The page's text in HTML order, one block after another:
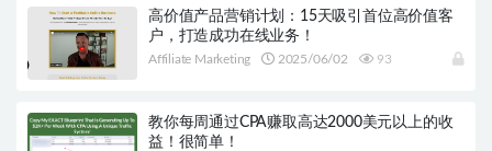
高价值产品营销计划：15天吸引首位高价值客
户，打造成功在线业务！
Affiliate Marketing 2025/06/02 93
教你每周通过CPA赚取高达2000美元以上的收
益！很简单！